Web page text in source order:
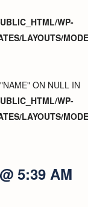
WP-
LAYOUTS/
ON NULL IN
WP-
LAYOUTS/
5:39 AM